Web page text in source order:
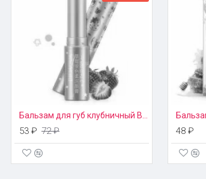
перепада температуры или при сильном
успокаивает воспали-тельные процессы,
нанести перед выходом на улицу, а
53 ₽ 72 ₽ 48 ₽